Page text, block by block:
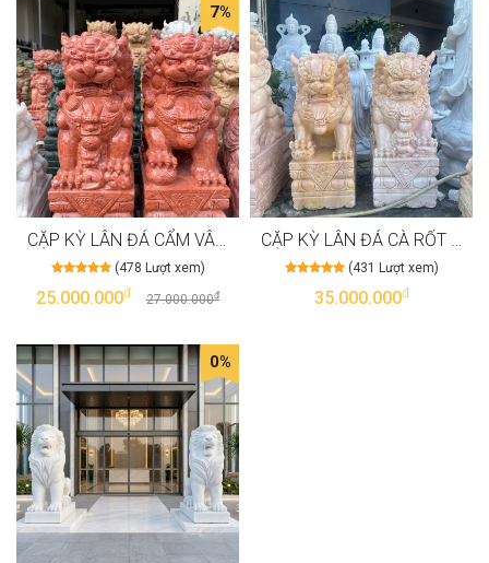
7%
CẶP KỲ LÂN ĐÁ CẨM VÂN ĐỎ CAO 80CM T3981
(478 Lượt xem)
25.000.000đ 27.000.000đ
CẶP KỲ LÂN ĐÁ CÀ RỐT NGUYÊN KHỐI TỰ NHIÊN CAO 1M T3980
(431 Lượt xem)
35.000.000đ
0%